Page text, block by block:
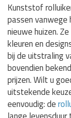
Kunststof
passen vanwege
nieuwe huizen.
kleuren en
bij de uitstraling
bovendien
prijzen. Wilt u
uitstekende
eenvoudig: de